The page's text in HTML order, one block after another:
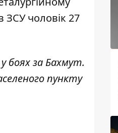
ЗСУ чоловік 27
боях за Бахмут.
пункту